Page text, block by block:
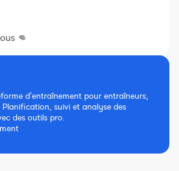
👊
d'entraînement pour entraîneurs,
suivi et analyse des
des outils pro.